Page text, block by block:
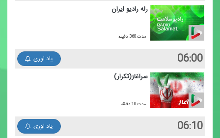
رله رادیو ایران
مدت:360 دقیقه
06:00 یاد اوری
سرآغاز(تكرار)
مدت:10 دقیقه
06:10 یاد اوری